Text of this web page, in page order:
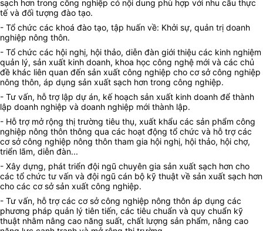
sạch hơn trong công nghiệp có nội dung phù hợp với nhu cầu thực
tế và đối tượng đào tạo.
- Tổ chức các khoá đào tạo, tập huấn về: Khởi sự, quản trị doanh
nghiệp nông thôn.
- Tổ chức các hội nghị, hội thảo, diễn đàn giới thiệu các kinh nghiệm
quản lý, sản xuất kinh doanh, khoa học công nghệ mới và các chủ
đề khác liên quan đến sản xuất công nghiệp cho cơ sở công nghiệp
nông thôn, áp dụng sản xuất sạch hơn trong công nghiệp.
- Tư vấn, hỗ trợ lập dự án, kế hoạch sản xuất kinh doanh để thành
lập doanh nghiệp và doanh nghiệp mới thành lập.
- Hỗ trợ mở rộng thị trường tiêu thụ, xuất khẩu các sản phẩm công
nghiệp nông thôn thông qua các hoạt động tổ chức và hỗ trợ các
cơ sở công nghiệp nông thôn tham gia hội nghị, hội thảo, hội chợ,
triển lãm, diễn đàn...
- Xây dựng, phát triển đội ngũ chuyên gia sản xuất sạch hơn cho
các tổ chức tư vấn và đội ngũ cán bộ kỹ thuật về sản xuất sạch hơn
cho các cơ sở sản xuất công nghiệp.
- Tư vấn, hỗ trợ các cơ sở công nghiệp nông thôn áp dụng các
phương pháp quản lý tiên tiến, các tiêu chuẩn và quy chuẩn kỹ
thuật nhằm nâng cao năng suất, chất lượng sản phẩm, nâng cao